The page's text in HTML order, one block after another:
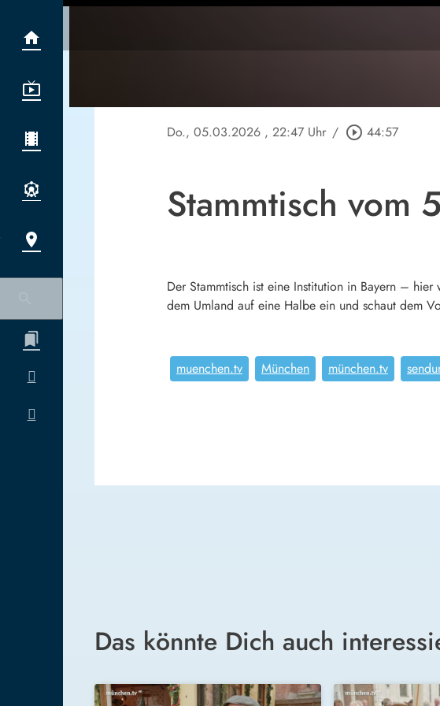
Do., 05.03.2026 , 22:47 Uhr / play_circle_outline 44:57
Stammtisch vom
Der Stammtisch ist eine Institution in Bayern –
dem Umland auf eine Halbe ein und schaut dem
muenchen.tv München münchen.tv
Das könnte Dich auch